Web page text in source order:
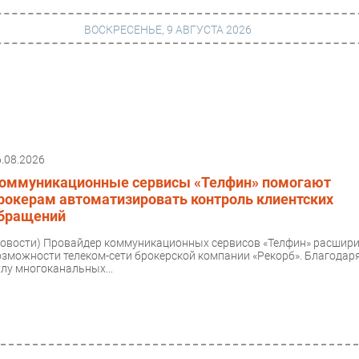
Инновации
Гаджеты
ВОСКРЕСЕНЬЕ, 9 АВГУСТА 2026
сервисы «Телфин» помогают
автоматизировать контроль клиентских
Провайдер коммуникационных сервисов «Телфин»
телеком-сети брокерской компании «Рекорб».
многоканальных...